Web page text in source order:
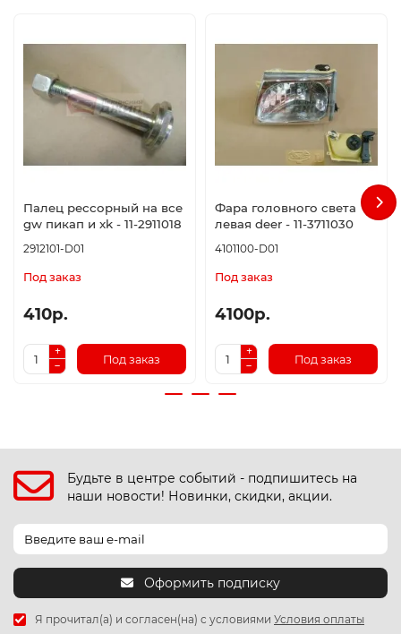
Палец рессорный на все
gw пикап и xk - 11-2911018
2912101-D01
Под заказ
410р.
Под заказ
Фара головного света
левая deer - 11-3711030
4101100-D01
Под заказ
4100р.
Под заказ
Будьте в центре событий - подпишитесь на
наши новости! Новинки, скидки, акции.
Оформить подписку
Я прочитал(а) и согласен(на) с условиями Условия оплаты